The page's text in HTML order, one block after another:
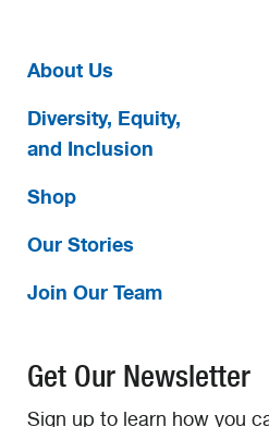
About Us
Diversity, Equity,
and Inclusion
Shop
Our Stories
Join Our Team
Get Our Newsletter
Sign up to learn how you